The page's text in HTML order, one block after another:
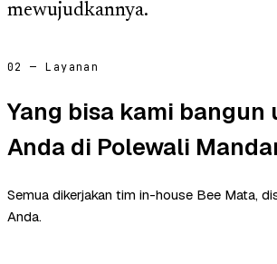
mewujudkannya.
02 — Layanan
Yang bisa kami bangun
Anda di Polewali
Semua dikerjakan tim in-house Bee Mata,
Anda.